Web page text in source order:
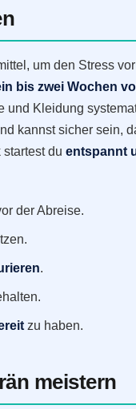
um den Stress
bis zwei Wochen
und Kleidung
kannst sicher sein,
du entspannt
der Abreise.
.
zu haben.
meistern